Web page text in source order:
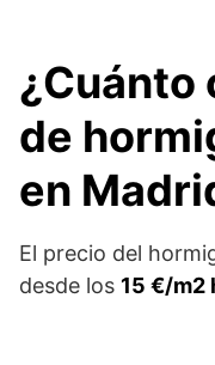
¿Cuánto
de
en
El precio del
desde los 15 €/m2